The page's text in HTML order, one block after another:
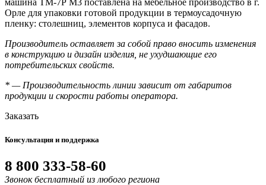
машина ТМ-7Р М3 поставлена на мебельное производство в г.
Орле для упаковки готовой продукции в термоусадочную
пленку: столешниц, элементов корпуса и фасадов.
Производитель оставляет за собой право вносить изменения
в конструкцию и дизайн изделия, не ухудшающие его
потребительских свойств.
* — Производительность линии зависит от габаритов
продукции и скорости работы оператора.
Заказать
Консультация и поддержка
8 800 333-58-60
Звонок бесплатный из любого региона